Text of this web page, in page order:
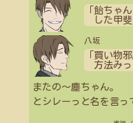
「飴ちゃ
した甲
八坂
「買い物
方法み
またの～塵ちゃん。
とシレーっと名を言っ